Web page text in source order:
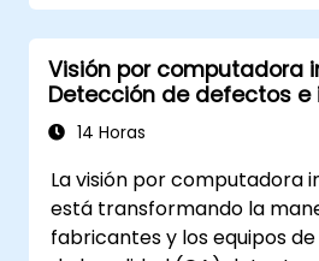
Visión por computadora
Detección de defectos e
visual14 Horas
La visión por computadora
está transformando la
fabricantes y los equipos